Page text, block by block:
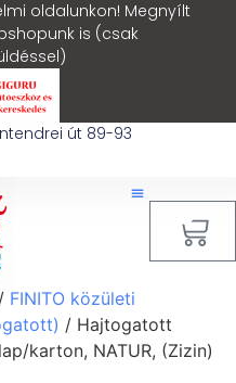
oldalunkon! Megnyílt
is (csak
út 89-93
/ FINITO közületi
/ Hajtogatott
karton, NATUR, (Zizin)